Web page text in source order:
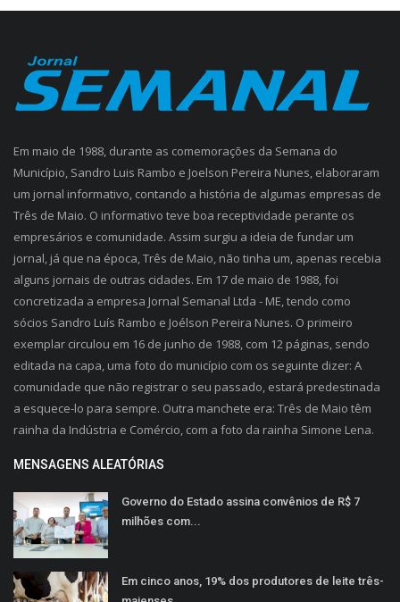
Em maio de 1988, durante as comemorações da Semana do
Município, Sandro Luis Rambo e Joelson Pereira Nunes, elaboraram
um jornal informativo, contando a história de algumas empresas de
Três de Maio. O informativo teve boa receptividade perante os
empresários e comunidade. Assim surgiu a ideia de fundar um
jornal, já que na época, Três de Maio, não tinha um, apenas recebia
alguns jornais de outras cidades. Em 17 de maio de 1988, foi
concretizada a empresa Jornal Semanal Ltda - ME, tendo como
sócios Sandro Luís Rambo e Joélson Pereira Nunes. O primeiro
exemplar circulou em 16 de junho de 1988, com 12 páginas, sendo
editada na capa, uma foto do município com os seguinte dizer: A
comunidade que não registrar o seu passado, estará predestinada
a esquece-lo para sempre. Outra manchete era: Três de Maio têm
rainha da Indústria e Comércio, com a foto da rainha Simone Lena.
MENSAGENS ALEATÓRIAS
Governo do Estado assina convênios de R$ 7
milhões com...
Em cinco anos, 19% dos produtores de leite três-